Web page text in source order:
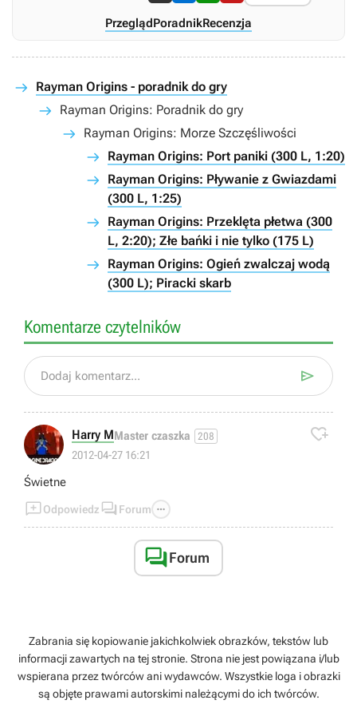
PrzeglądPoradnikRecenzja
Rayman Origins - poradnik do gry
Rayman Origins: Poradnik do gry
Rayman Origins: Morze Szczęśliwości
Rayman Origins: Port paniki (300 L, 1:20)
Rayman Origins: Pływanie z Gwiazdami
(300 L, 1:25)
Rayman Origins: Przeklęta płetwa (300
L, 2:20); Złe bańki i nie tylko (175 L)
Rayman Origins: Ogień zwalczaj wodą
(300 L); Piracki skarb
Komentarze czytelników
Dodaj komentarz... 
Harry MMaster czaszka 208
2012-04-27 16:21

Świetne
Odpowiedz  Forum 
Forum
Zabrania się kopiowanie jakichkolwiek obrazków, tekstów lub
informacji zawartych na tej stronie. Strona nie jest powiązana i/lub
wspierana przez twórców ani wydawców. Wszystkie loga i obrazki
są objęte prawami autorskimi należącymi do ich twórców.